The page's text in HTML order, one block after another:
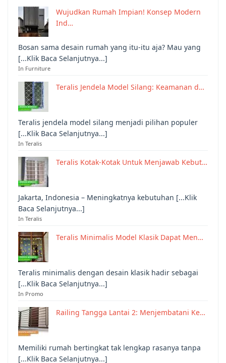
Wujudkan Rumah Impian! Konsep Modern
Ind…
Bosan sama desain rumah yang itu-itu aja? Mau yang
[...Klik Baca Selanjutnya...]
In Furniture
Teralis Jendela Model Silang: Keamanan d…
Teralis jendela model silang menjadi pilihan populer
[...Klik Baca Selanjutnya...]
In Teralis
Teralis Kotak-Kotak Untuk Menjawab Kebut…
Jakarta, Indonesia – Meningkatnya kebutuhan [...Klik
Baca Selanjutnya...]
In Teralis
Teralis Minimalis Model Klasik Dapat Men…
Teralis minimalis dengan desain klasik hadir sebagai
[...Klik Baca Selanjutnya...]
In Promo
Railing Tangga Lantai 2: Menjembatani Ke…
Memiliki rumah bertingkat tak lengkap rasanya tanpa
[...Klik Baca Selanjutnya...]